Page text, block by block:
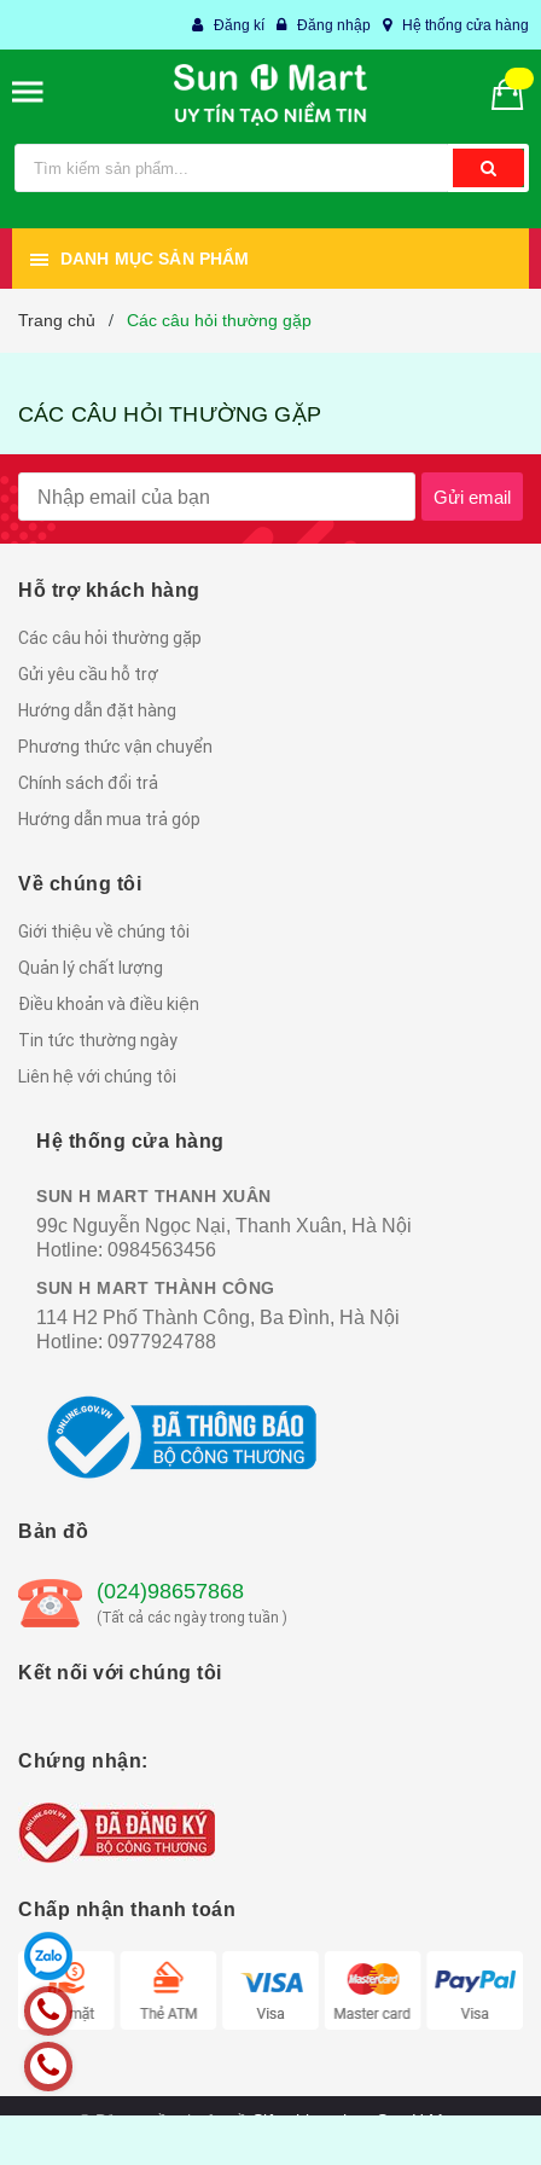
Đăng kí Đăng nhập Hệ thống cửa hàng
DANH MỤC SẢN PHẨM
Trang chủ / Các câu hỏi thường gặp
CÁC CÂU HỎI THƯỜNG GẶP
Gửi email
Hỗ trợ khách hàng
Các câu hỏi thường gặp
Gửi yêu cầu hỗ trợ
Hướng dẫn đặt hàng
Phương thức vận chuyển
Chính sách đổi trả
Hướng dẫn mua trả góp
Về chúng tôi
Giới thiệu về chúng tôi
Quản lý chất lượng
Điều khoản và điều kiện
Tin tức thường ngày
Liên hệ với chúng tôi
Hệ thống cửa hàng
SUN H MART THANH XUÂN
99c Nguyễn Ngọc Nại, Thanh Xuân, Hà Nội
Hotline: 0984563456
SUN H MART THÀNH CÔNG
114 H2 Phố Thành Công, Ba Đình, Hà Nội
Hotline: 0977924788
Bản đồ
(024)98657868
(Tất cả các ngày trong tuần )
Kết nối với chúng tôi
Chứng nhận:
Chấp nhận thanh toán
© Bản quyền thuộc vềSiêu thị tự chọn Sun H Mart